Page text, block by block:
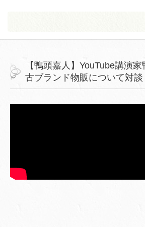
【鴨頭嘉人】YouTube講演
古ブランド物販について対談